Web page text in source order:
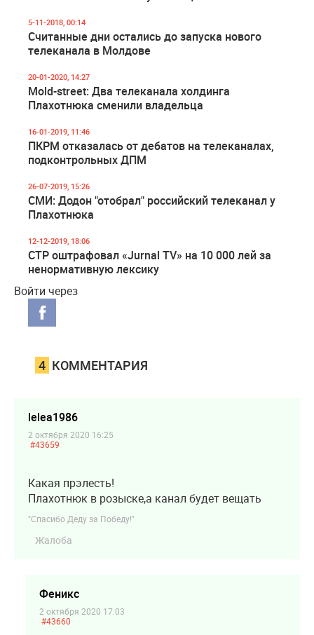
5-11-2018, 00:14
Считанные дни остались до запуска нового
телеканала в Молдове
20-01-2020, 14:27
Mold-street: Два телеканала холдинга
Плахотнюка сменили владельца
16-01-2019, 11:46
ПКРМ отказалась от дебатов на телеканалах,
подконтрольных ДПМ
26-07-2019, 15:26
СМИ: Додон "отобрал" российский телеканал у
Плахотнюка
12-12-2019, 18:06
СТР оштрафовал «Jurnal TV» на 10 000 лей за
ненормативную лексику
Войти через
4 КОММЕНТАРИЯ
lelea1986
2 октября 2020 16:25
#43659
Какая прэлесть!
Плахотнюк в розыске,а канал будет вещать
"Спасибо Деду за Победу!"
Жалоба
Феникс
2 октября 2020 17:03
#43660